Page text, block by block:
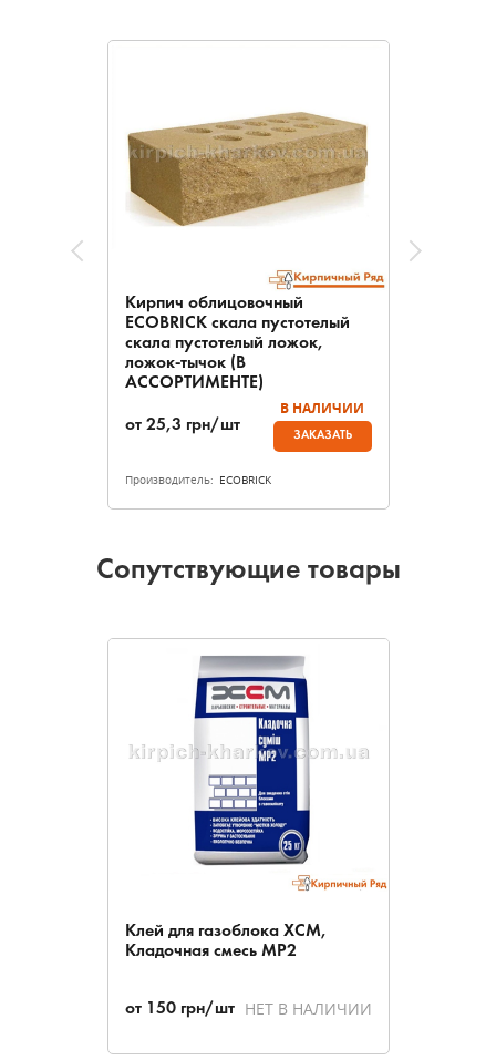
Кирпич облицовочный
ECOBRICK скала пустотелый
скала пустотелый ложок,
ложок-тычок (В
АССОРТИМЕНТЕ)
от 25,3 грн/шт
В НАЛИЧИИ
ЗАКАЗАТЬ
Производитель: ECOBRICK
Сопутствующие товары
Клей для газоблока ХСМ,
Кладочная смесь МР2
от 150 грн/шт НЕТ В НАЛИЧИИ